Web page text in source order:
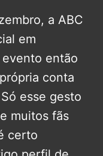
a ABC
em
então
conta
esse gesto
muitos fãs
certo